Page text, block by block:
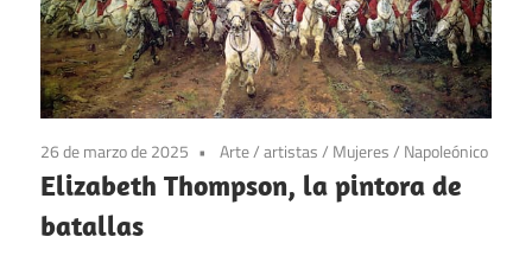
26 de marzo de 2025 Arte/artistas/ Mujeres/ Napoleónico
Elizabeth Thompson, la pintora de
batallas